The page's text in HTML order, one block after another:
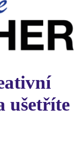
ušetříte